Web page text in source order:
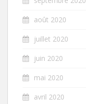
août 2020
juillet 2020
juin 2020
mai 2020
avril 2020